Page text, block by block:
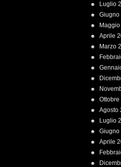
Luglio
Giugno
Aprile
Marzo
Agosto
Luglio
Giugno
Aprile